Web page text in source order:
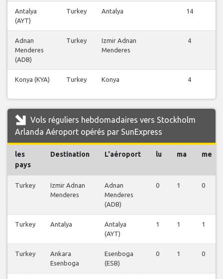
Antalya
(AYT)
Turkey Antalya 14
Adnan
Menderes
(ADB)
Turkey
Izmir Adnan
Menderes
4
Konya (KYA) Turkey Konya 4
Vols réguliers hebdomadaires vers Stockholm
Arlanda Aéroport opérés par SunExpress
les
pays
Destination L'aéroport lu ma me
Turkey
Izmir Adnan
Menderes
Adnan
Menderes
(ADB)
0 1 0
Turkey Antalya
Antalya
(AYT)
1 1 1
Turkey
Ankara
Esenboga
Esenboga
(ESB)
0 1 0